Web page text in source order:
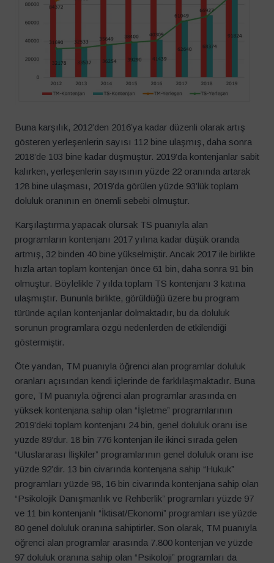
Buna karşılık, 2012’den 2016’ya kadar düzenli olarak artış
gösteren yerleşenlerin sayısı 112 bine ulaşmış, daha sonra
2018’de 103 bine kadar düşmüştür. 2019’da kontenjanlar sabit
kalırken, yerleşenlerin sayısının yüzde 22 oranında artarak
128 bine ulaşması, 2019’da görülen yüzde 93’lük toplam
doluluk oranının en önemli sebebi olmuştur.
Karşılaştırma yapacak olursak TS puanıyla alan
programların kontenjanı 2017 yılına kadar düşük oranda
artmış, 32 binden 40 bine yükselmiştir. Ancak 2017 ile birlikte
hızla artan toplam kontenjan önce 61 bin, daha sonra 91 bin
olmuştur. Böylelikle 7 yılda toplam TS kontenjanı 3 katına
ulaşmıştır. Bununla birlikte, görüldüğü üzere bu program
türünde açılan kontenjanlar dolmaktadır, bu da doluluk
sorunun programlara özgü nedenlerden de etkilendiği
göstermiştir.
Öte yandan, TM puanıyla öğrenci alan programlar doluluk
oranları açısından kendi içlerinde de farklılaşmaktadır. Buna
göre, TM puanıyla öğrenci alan programlar arasında en
yüksek kontenjana sahip olan “İşletme” programlarının
2019’deki toplam kontenjanı 24 bin, genel doluluk oranı ise
yüzde 89’dur. 18 bin 776 kontenjan ile ikinci sırada gelen
“Uluslararası İlişkiler” programlarının genel doluluk oranı ise
yüzde 92’dir. 13 bin civarında kontenjana sahip “Hukuk”
programları yüzde 98, 16 bin civarında kontenjana sahip olan
“Psikolojik Danışmanlık ve Rehberlik” programları yüzde 97
ve 11 bin kontenjanlı “İktisat/Ekonomi” programları ise yüzde
80 genel doluluk oranına sahiptirler. Son olarak, TM puanıyla
öğrenci alan programlar arasında 7.800 kontenjan ve yüzde
97 doluluk oranına sahip olan “Psikoloji” programları da